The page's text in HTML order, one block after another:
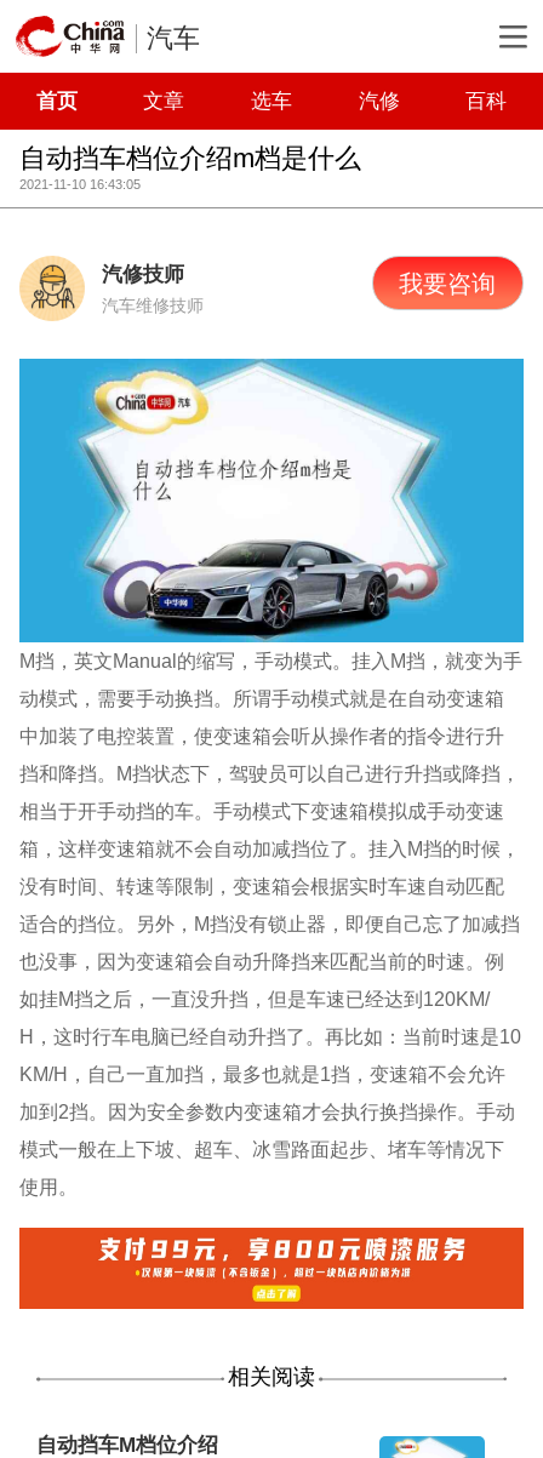
汽车
首页 文章 选车 汽修 百科
自动挡车档位介绍m档是什么
2021-11-10 16:43:05
汽修技师
汽车维修技师
我要咨询
M挡，英文Manual的缩写，手动模式。挂入M挡，就变为手
动模式，需要手动换挡。所谓手动模式就是在自动变速箱
中加装了电控装置，使变速箱会听从操作者的指令进行升
挡和降挡。M挡状态下，驾驶员可以自己进行升挡或降挡，
相当于开手动挡的车。手动模式下变速箱模拟成手动变速
箱，这样变速箱就不会自动加减挡位了。挂入M挡的时候，
没有时间、转速等限制，变速箱会根据实时车速自动匹配
适合的挡位。另外，M挡没有锁止器，即便自己忘了加减挡
也没事，因为变速箱会自动升降挡来匹配当前的时速。例
如挂M挡之后，一直没升挡，但是车速已经达到120KM/
H，这时行车电脑已经自动升挡了。再比如：当前时速是10
KM/H，自己一直加挡，最多也就是1挡，变速箱不会允许
加到2挡。因为安全参数内变速箱才会执行换挡操作。手动
模式一般在上下坡、超车、冰雪路面起步、堵车等情况下
使用。
相关阅读
自动挡车M档位介绍